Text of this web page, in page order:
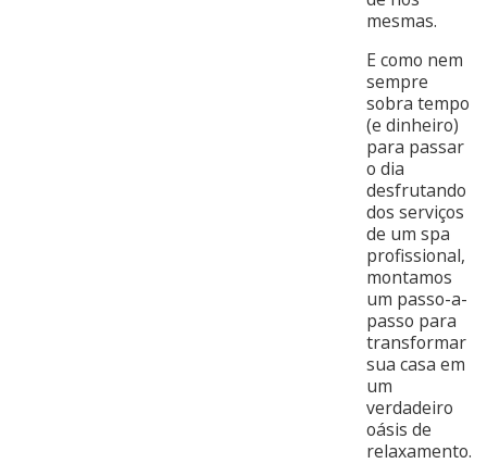
mesmas.
E como nem
sempre
sobra tempo
(e dinheiro)
para passar
o dia
desfrutando
dos serviços
de um spa
profissional,
montamos
um passo-a-
passo para
transformar
sua casa em
um
verdadeiro
oásis de
relaxamento.